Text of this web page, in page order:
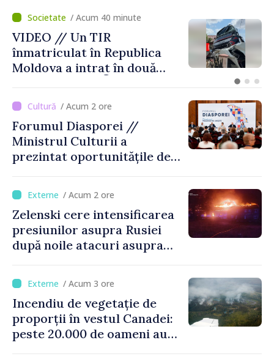
/ Acum 40 minute
VIDEO // Un TIR
înmatriculat în Republica
Moldova a intrat în două
România
/ Acum 2 ore
Forumul Diasporei //
Ministrul Culturii a
prezintat oportunitățile de
culturale și mobilitatea
artiștilor/ Acum 2 ore
Zelenski cere intensificarea
presiunilor asupra Rusiei
după noile atacuri asupra
/ Acum 3 ore
Incendiu de vegetație de
proporții în vestul Canadei:
peste 20.000 de oameni au